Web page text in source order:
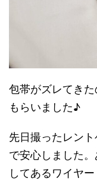
包帯がズレてき
もらいました♪︎
先日撮ったレン
で安心しました
してあるワイヤ